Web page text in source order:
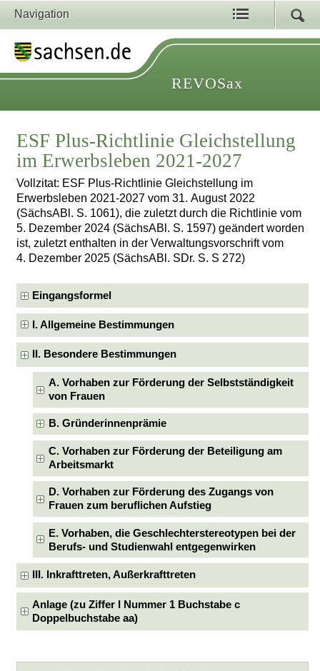
Navigation
REVOSax
ESF Plus-Richtlinie Gleichstellung
im Erwerbsleben 2021-2027
Vollzitat: ESF Plus-Richtlinie Gleichstellung im
Erwerbsleben 2021-2027 vom 31. August 2022
(SächsABl. S. 1061), die zuletzt durch die Richtlinie vom
5. Dezember 2024 (SächsABl. S. 1597) geändert worden
ist, zuletzt enthalten in der Verwaltungsvorschrift vom
4. Dezember 2025 (SächsABl. SDr. S. S 272)
Eingangsformel
I. Allgemeine Bestimmungen
II. Besondere Bestimmungen
A. Vorhaben zur Förderung der Selbstständigkeit
von Frauen
B. Gründerinnenprämie
C. Vorhaben zur Förderung der Beteiligung am
Arbeitsmarkt
D. Vorhaben zur Förderung des Zugangs von
Frauen zum beruflichen Aufstieg
E. Vorhaben, die Geschlechterstereotypen bei der
Berufs- und Studienwahl entgegenwirken
III. Inkrafttreten, Außerkrafttreten
Anlage (zu Ziffer I Nummer 1 Buchstabe c
Doppelbuchstabe aa)